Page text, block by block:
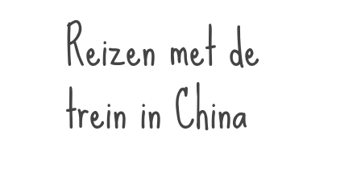
Reizen met de
trein in China